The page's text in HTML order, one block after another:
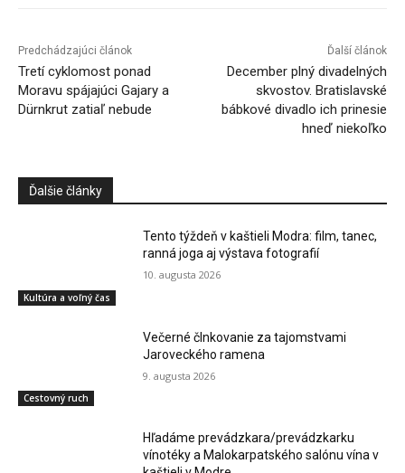
Predchádzajúci článok
Tretí cyklomost ponad
Moravu spájajúci Gajary a
Dürnkrut zatiaľ nebude
Ďalší článok
December plný divadelných
skvostov. Bratislavské
bábkové divadlo ich prinesie
hneď niekoľko
Ďalšie články
Kultúra a voľný čas
Tento týždeň v kaštieli Modra: film, tanec,
ranná joga aj výstava fotografií
10. augusta 2026
Cestovný ruch
Večerné člnkovanie za tajomstvami
Jaroveckého ramena
9. augusta 2026
Hľadáme prevádzkara/prevádzkarku
vínotéky a Malokarpatského salónu vína v